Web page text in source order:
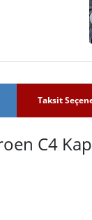
Taksit
C4